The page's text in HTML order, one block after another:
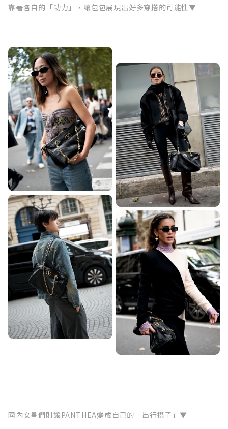
靠著各自的「功力」，讓包包展現出好多穿搭的可能性▼
國內女星們則讓PANTHEA變成自己的「出行搭子」▼